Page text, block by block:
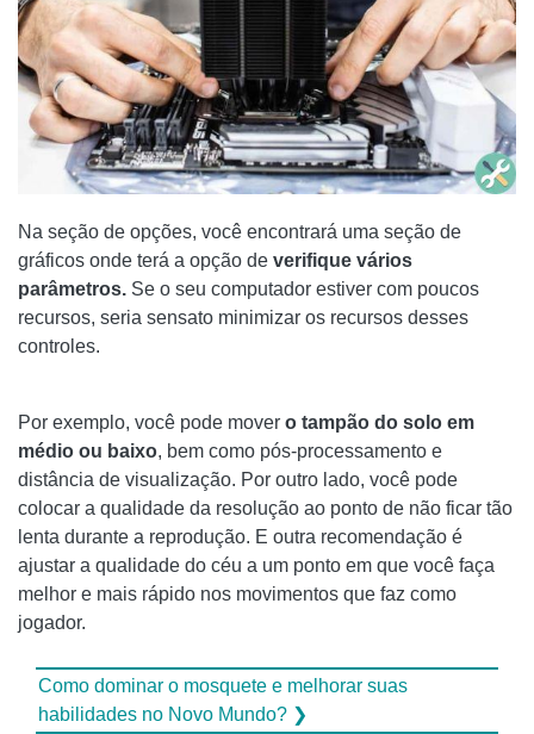
Na seção de opções, você encontrará uma seção de
gráficos onde terá a opção de verifique vários
parâmetros. Se o seu computador estiver com poucos
recursos, seria sensato minimizar os recursos desses
controles.
Por exemplo, você pode mover o tampão do solo em
médio ou baixo, bem como pós-processamento e
distância de visualização. Por outro lado, você pode
colocar a qualidade da resolução ao ponto de não ficar tão
lenta durante a reprodução. E outra recomendação é
ajustar a qualidade do céu a um ponto em que você faça
melhor e mais rápido nos movimentos que faz como
jogador.
Como dominar o mosquete e melhorar suas
habilidades no Novo Mundo? ❯